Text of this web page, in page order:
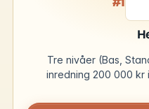
Tre nivåer (Bas,
inredning 200 000 kr